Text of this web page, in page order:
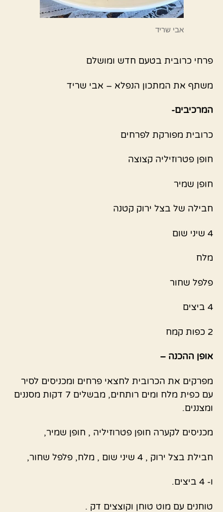
אבי שריד
פרחי כרובית בטעם חדש ומושלם
משתף את המתכון הנפלא – אבי שריד
המרכיבים-
כרובית מפורקת לפרחים
חופן פטרוזיליה קצוצה
חופן שמיר
חבילה של בצל ירוק קטנה
4 שיני שום
מלח
פלפל שחור
4 ביצים
2 כפות קמח
אופן ההכנה –
מפרקים את הכרובית לחצאי פרחים ומכניסים לסיר
עם כפית מלח ומים רותחים, מבשלים 7 דקות מסננים
ומצננים.
מכניסים לקערה חופן פטרוזיליה , חופן שמיר,
חבילת בצל ירוק , 4 שיני שום , מלח, פלפל שחור,
ו- 4 ביצים.
טוחנים עם מוט טוחן וקוצצים דק .